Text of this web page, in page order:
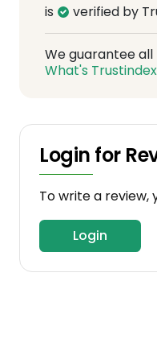
is verified by
We guarantee all
What's
Login for
To write a review,
Login